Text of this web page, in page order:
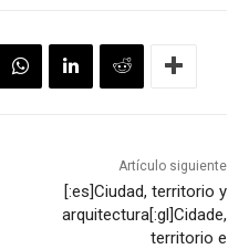
Artículo siguiente
[:es]Ciudad, territorio y
arquitectura[:gl]Cidade,
territorio e